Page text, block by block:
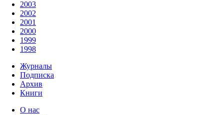
2003
2002
2001
2000
1999
1998
Журналы
Подписка
Архив
Книги
О нас